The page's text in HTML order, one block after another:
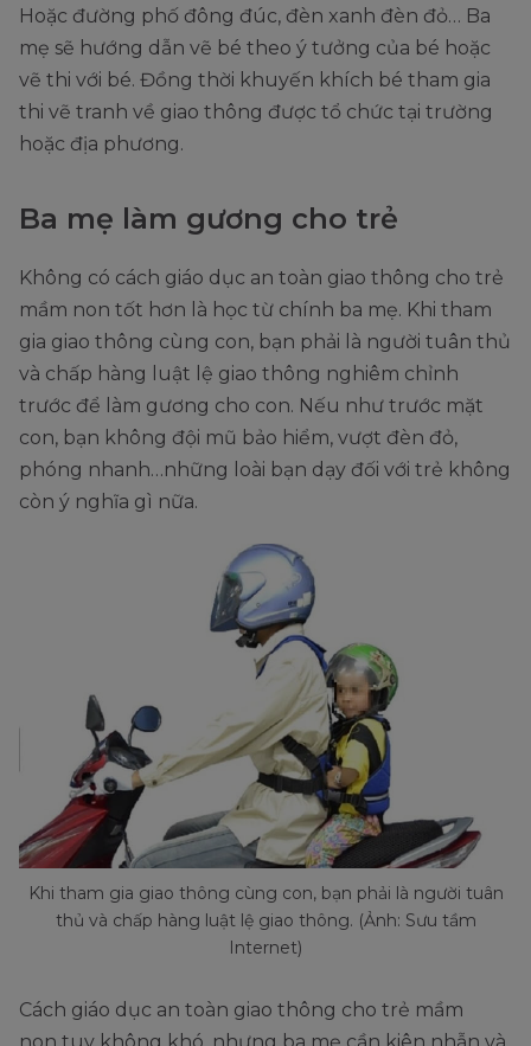
Hoặc đường phố đông đúc, đèn xanh đèn đỏ… Ba
mẹ sẽ hướng dẫn vẽ bé theo ý tưởng của bé hoặc
vẽ thi với bé. Đồng thời khuyến khích bé tham gia
thi vẽ tranh về giao thông được tổ chức tại trường
hoặc địa phương.
Ba mẹ làm gương cho trẻ
Không có cách giáo dục an toàn giao thông cho trẻ
mầm non tốt hơn là học từ chính ba mẹ. Khi tham
gia giao thông cùng con, bạn phải là người tuân thủ
và chấp hàng luật lệ giao thông nghiêm chỉnh
trước để làm gương cho con. Nếu như trước mặt
con, bạn không đội mũ bảo hiểm, vượt đèn đỏ,
phóng nhanh…những loài bạn dạy đối với trẻ không
còn ý nghĩa gì nữa.
Khi tham gia giao thông cùng con, bạn phải là người tuân
thủ và chấp hàng luật lệ giao thông. (Ảnh: Sưu tầm
Internet)
Cách giáo dục an toàn giao thông cho trẻ mầm